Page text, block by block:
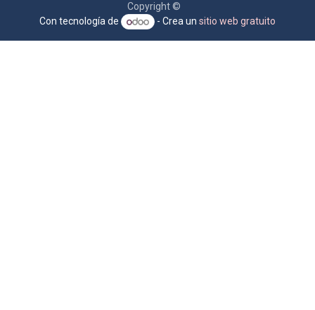
Copyright ©
Con tecnología de
- Crea unsitio web gratuito